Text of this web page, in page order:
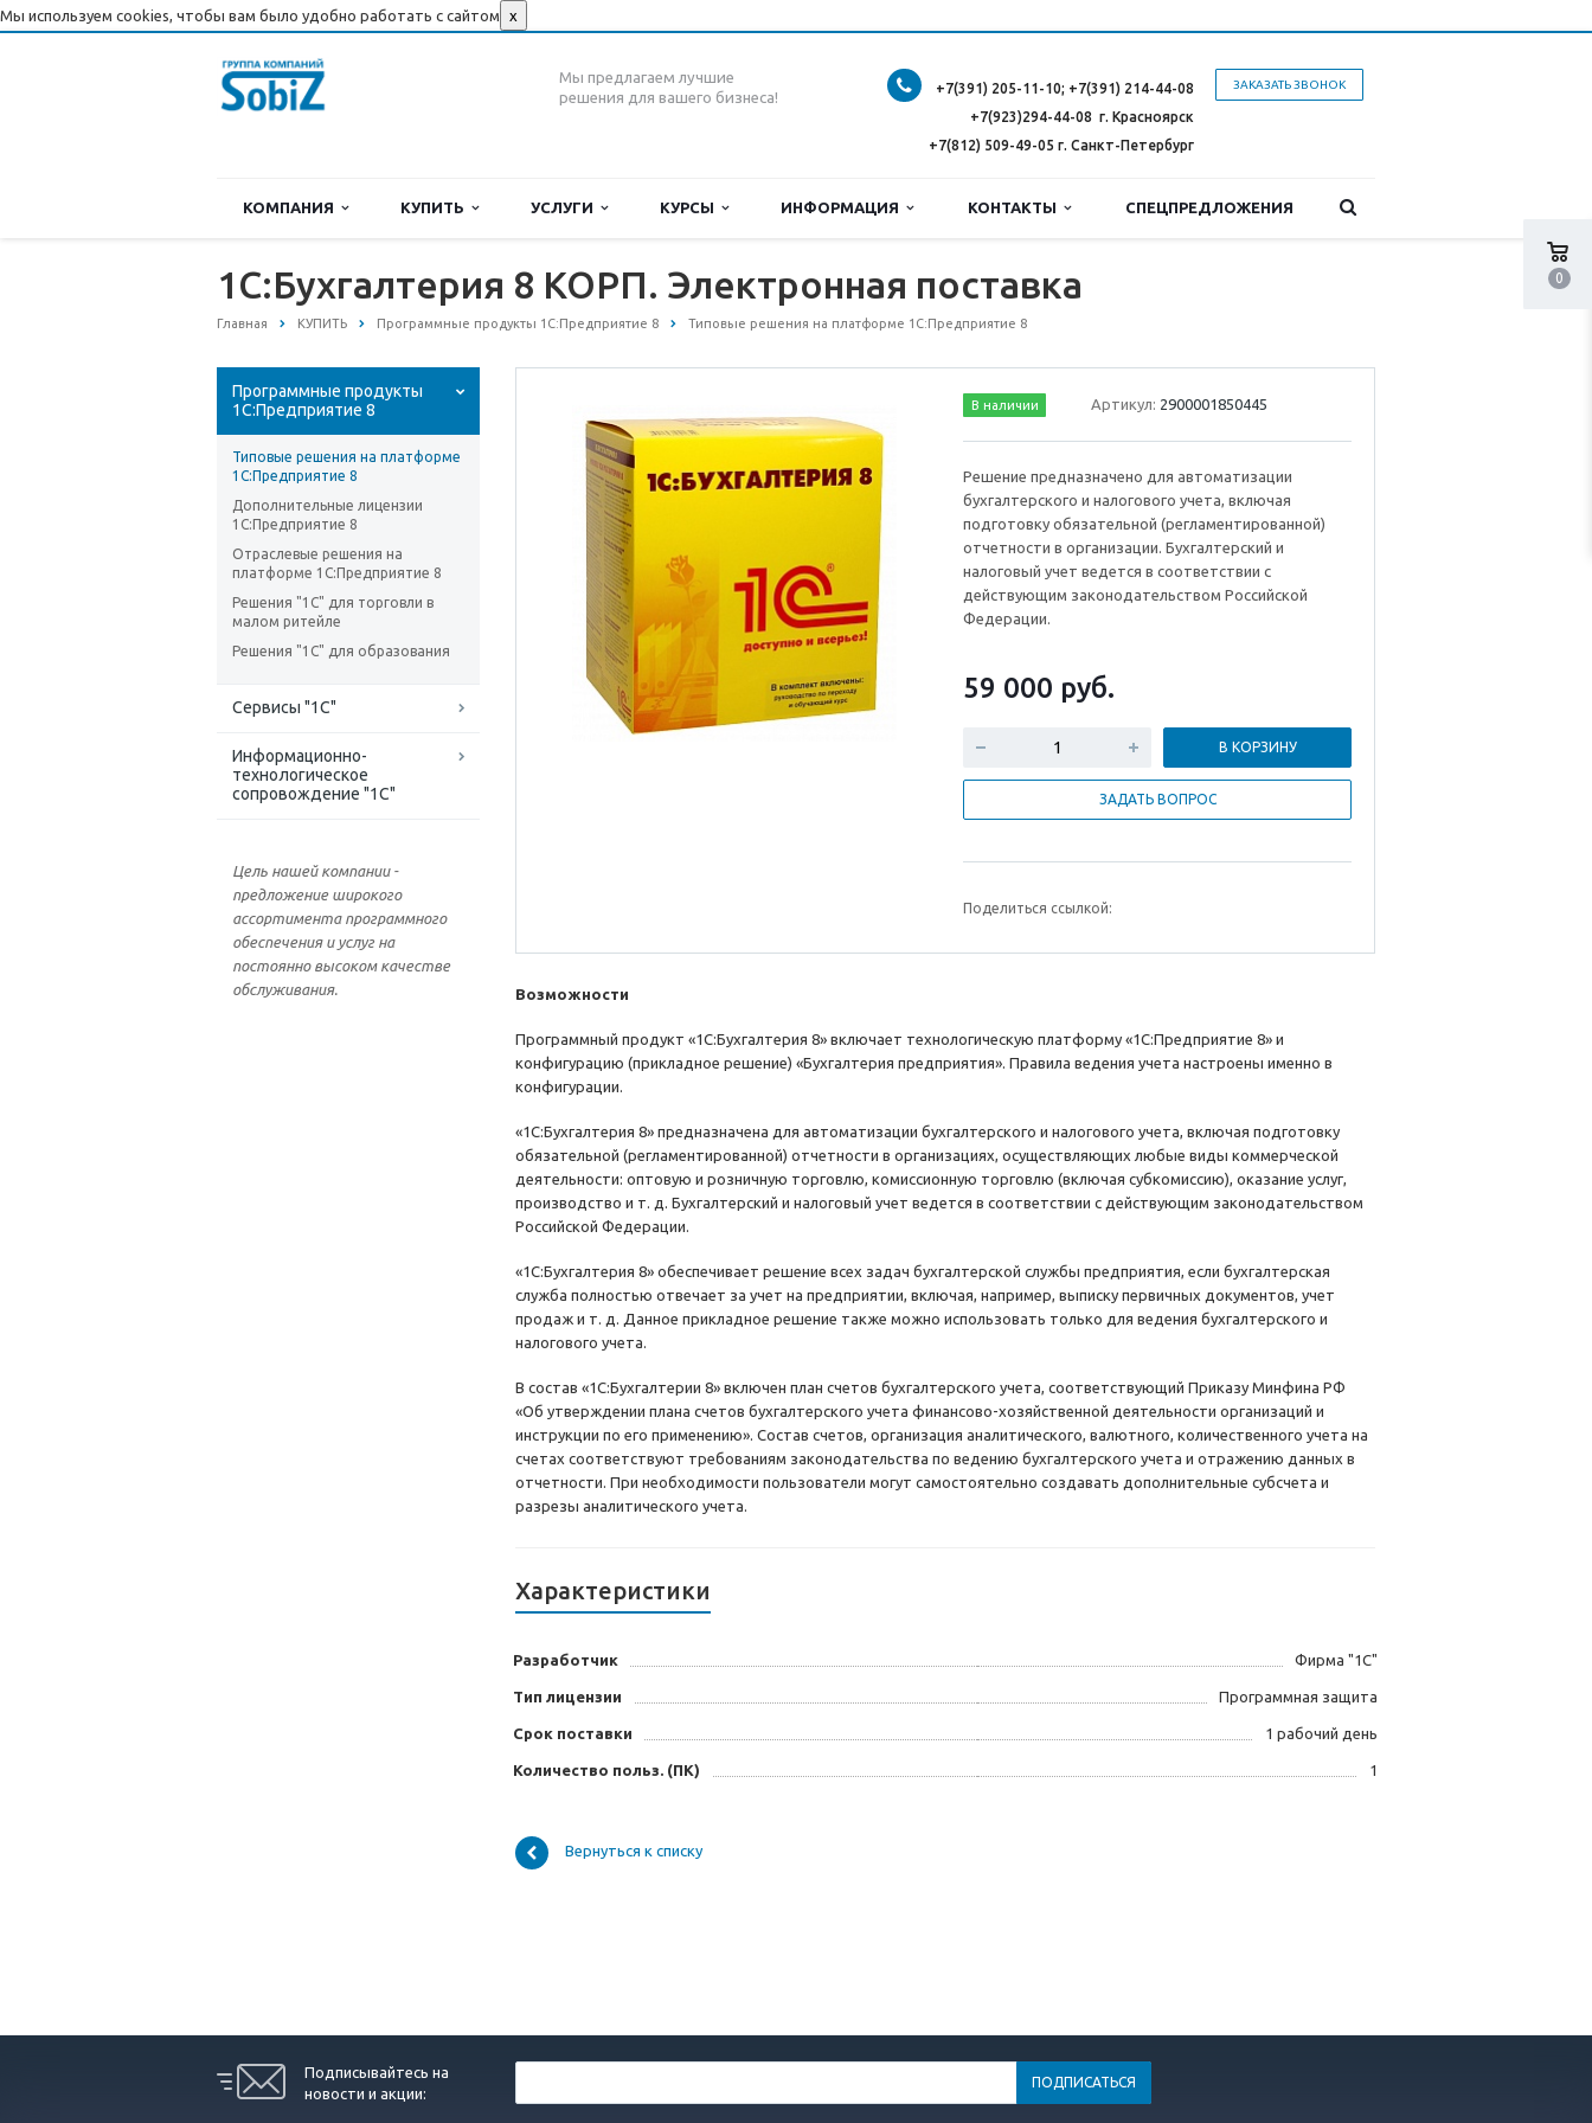
0
Мы используем cookies, чтобы вам было удобно работать с сайтом x
Мы предлагаем лучшие
решения для вашего бизнеса!
ЗАКАЗАТЬ ЗВОНОК
+7(391) 205-11-10; +7(391) 214-44-08
+7(923)294-44-08 г. Красноярск
+7(812) 509-49-05 г. Санкт-Петербург
КОМПАНИЯ КУПИТЬ УСЛУГИ КУРСЫ ИНФОРМАЦИЯ КОНТАКТЫ СПЕЦПРЕДЛОЖЕНИЯ
1С:Бухгалтерия 8 КОРП. Электронная поставка
Главная КУПИТЬ Программные продукты 1С:Предприятие 8 Типовые решения на платформе 1С:Предприятие 8
Программные продукты
1С:Предприятие 8
Типовые решения на платформе
1С:Предприятие 8
Дополнительные лицензии
1С:Предприятие 8
Отраслевые решения на
платформе 1С:Предприятие 8
Решения "1С" для торговли в
малом ритейле
Решения "1С" для образования
Сервисы "1С"
Информационно-
технологическое
сопровождение "1С"
Цель нашей компании -
предложение широкого
ассортимента программного
обеспечения и услуг на
постоянно высоком качестве
обслуживания.
В наличии Артикул: 2900001850445
Решение предназначено для автоматизации
бухгалтерского и налогового учета, включая
подготовку обязательной (регламентированной)
отчетности в организации. Бухгалтерский и
налоговый учет ведется в соответствии с
действующим законодательством Российской
Федерации.
59 000 руб.
В КОРЗИНУ
ЗАДАТЬ ВОПРОС
Поделиться ссылкой:
Возможности
Программный продукт «1С:Бухгалтерия 8» включает технологическую платформу «1С:Предприятие 8» и
конфигурацию (прикладное решение) «Бухгалтерия предприятия». Правила ведения учета настроены именно в
конфигурации.
«1С:Бухгалтерия 8» предназначена для автоматизации бухгалтерского и налогового учета, включая подготовку
обязательной (регламентированной) отчетности в организациях, осуществляющих любые виды коммерческой
деятельности: оптовую и розничную торговлю, комиссионную торговлю (включая субкомиссию), оказание услуг,
производство и т. д. Бухгалтерский и налоговый учет ведется в соответствии с действующим законодательством
Российской Федерации.
«1С:Бухгалтерия 8» обеспечивает решение всех задач бухгалтерской службы предприятия, если бухгалтерская
служба полностью отвечает за учет на предприятии, включая, например, выписку первичных документов, учет
продаж и т. д. Данное прикладное решение также можно использовать только для ведения бухгалтерского и
налогового учета.
В состав «1С:Бухгалтерии 8» включен план счетов бухгалтерского учета, соответствующий Приказу Минфина РФ
«Об утверждении плана счетов бухгалтерского учета финансово-хозяйственной деятельности организаций и
инструкции по его применению». Состав счетов, организация аналитического, валютного, количественного учета на
счетах соответствуют требованиям законодательства по ведению бухгалтерского учета и отражению данных в
отчетности. При необходимости пользователи могут самостоятельно создавать дополнительные субсчета и
разрезы аналитического учета.
Характеристики
Разработчик Фирма "1С"
Тип лицензии Программная защита
Срок поставки 1 рабочий день
Количество польз. (ПК) 1
Вернуться к списку
Подписывайтесь на
новости и акции: